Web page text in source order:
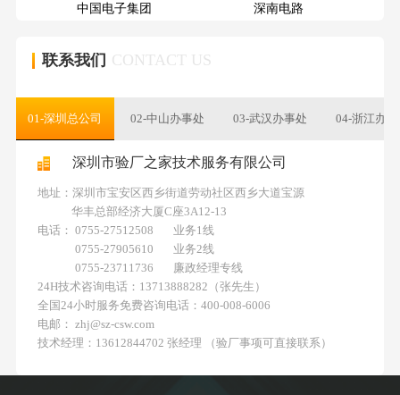
中国电子集团 深南电路
联系我们 CONTACT US
01-深圳总公司 02-中山办事处 03-武汉办事处 04-浙江办
深圳市验厂之家技术服务有限公司
地址：深圳市宝安区西乡街道劳动社区西乡大道宝源
华丰总部经济大厦C座3A12-13
电话： 0755-27512508 业务1线
0755-27905610 业务2线
0755-23711736 廉政经理专线
24H技术咨询电话：13713888282（张先生）
全国24小时服务免费咨询电话：400-008-6006
电邮： zhj@sz-csw.com
技术经理：13612844702 张经理 （验厂事项可直接联系）